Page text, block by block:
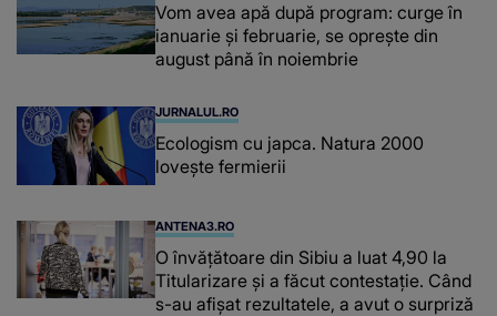
Vom avea apă după program: curge în
ianuarie și februarie, se oprește din
august până în noiembrie
JURNALUL.RO
Ecologism cu japca. Natura 2000
lovește fermierii
ANTENA3.RO
O învățătoare din Sibiu a luat 4,90 la
Titularizare și a făcut contestație. Când
s-au afișat rezultatele, a avut o surpriză